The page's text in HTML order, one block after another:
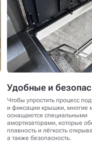
Удобные и
Чтобы упростить процесс
и фиксации крышки, многие
оснащаются специальными
амортизаторами, которые
плавность и лёгкость
а также безопасность.